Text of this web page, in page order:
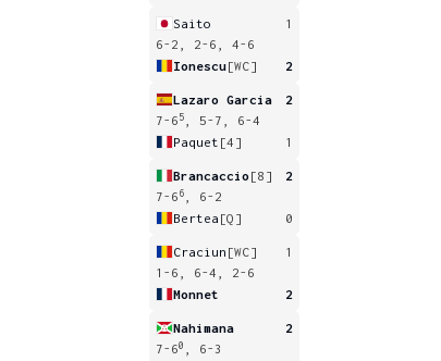
Saito
1
6-2, 2-6, 4-6
Ionescu[WC] 2
Lazaro Garcia
2
7-6 5
, 5-7, 6-4
Paquet [4] 1
Brancaccio [8]
2
7-6 6
, 6-2
Bertea [Q] 0
Craciun [WC]
1
1-6, 6-4, 2-6
Monnet
2
Nahimana
2
7-60
, 6-3